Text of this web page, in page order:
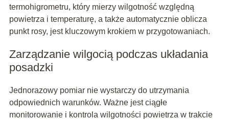
termohigrometru, który mierzy wilgotność względną
powietrza i temperaturę, a także automatycznie oblicza
punkt rosy, jest kluczowym krokiem w przygotowaniach.
Zarządzanie wilgocią podczas układania
posadzki
Jednorazowy pomiar nie wystarczy do utrzymania
odpowiednich warunków. Ważne jest ciągłe
monitorowanie i kontrola wilgotności powietrza w trakcie